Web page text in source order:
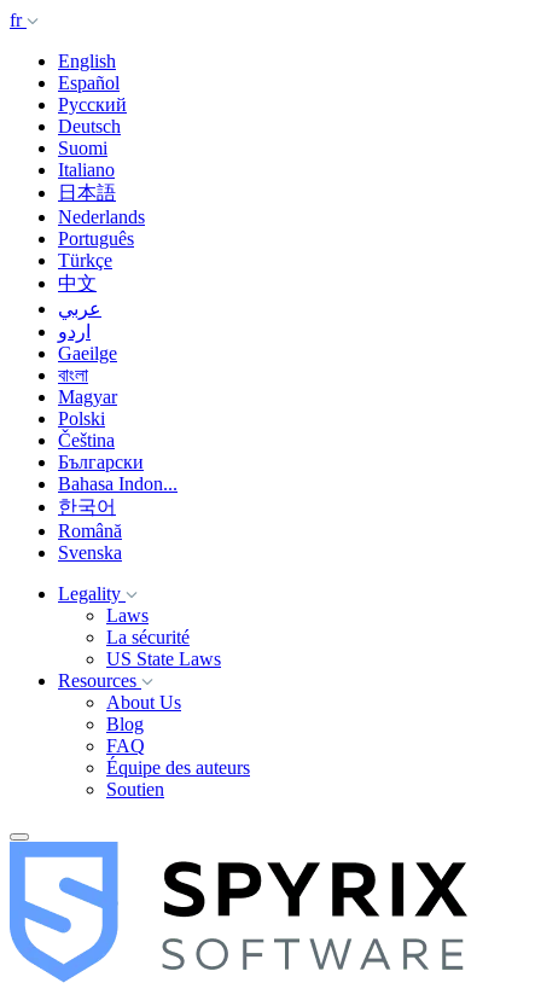
fr
English
Español
Русский
Deutsch
Suomi
Italiano
日本語
Nederlands
Português
Türkçe
中文
عربي
اردو
Gaeilge
বাংলা
Magyar
Polski
Čeština
Български
Bahasa Indon...
한국어
Română
Svenska
Legality
Laws
La sécurité
US State Laws
Resources
About Us
Blog
FAQ
Équipe des auteurs
Soutien